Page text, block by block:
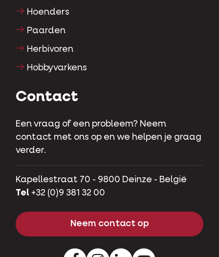
Hoenders
Paarden
Herbivoren
Hobbyvarkens
Contact
Een vraag of een probleem? Neem
contact met ons op en we helpen je graag
verder.
Kapellestraat 70 - 9800 Deinze - België
Tel +32 (0)9 381 32 00
Neem contact op